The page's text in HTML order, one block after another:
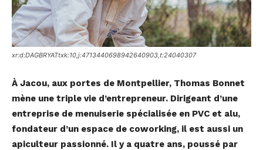
xr:d:DAGBRYATtxk:10,j:4713440698942640903,t:24040307
À Jacou, aux portes de Montpellier, Thomas Bonnet
mène une triple vie d’entrepreneur. Dirigeant d’une
entreprise de menuiserie spécialisée en PVC et alu,
fondateur d’un espace de coworking, il est aussi un
apiculteur passionné. Il y a quatre ans, poussé par